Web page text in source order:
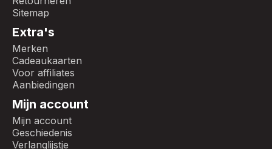
Sitemap
Extra's
Merken
Cadeaukaarten
Voor affiliates
Aanbiedingen
Mijn account
Mijn account
Geschiedenis
Verlanglijstje